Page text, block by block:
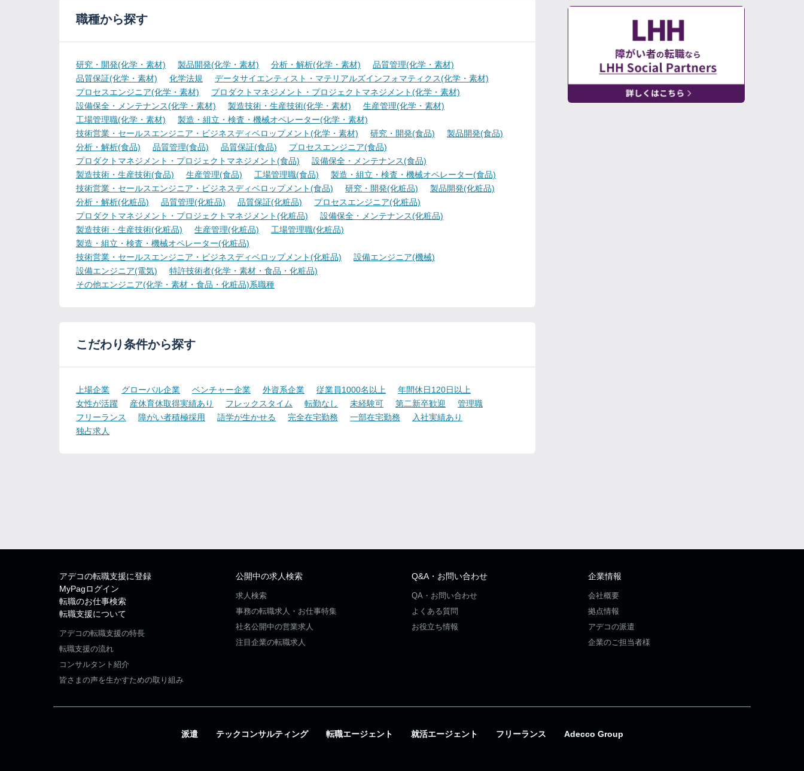
職種から探す
研究・開発(化学・素材) 製品開発(化学・素材) 分析・解析(化学・素材)
品質管理(化学・素材)
品質保証(化学・素材)
化学法規
データサイエンティスト・マテリアルズインフォマティクス(化学・素材)
プロセスエンジニア(化学・素材)
プロダクトマネジメント・プロジェクトマネジメント(化学・素材)
設備保全・メンテナンス(化学・素材)
製造技術・生産技術(化学・素材)
生産管理(化学・素材)
工場管理職(化学・素材)
製造・組立・検査・機械オペレーター(化学・素材)
技術営業・セールスエンジニア・ビジネスディベロップメント(化学・素材)
研究・開発(食品)
製品開発(食品)
分析・解析(食品)
品質管理(食品) 品質保証(食品)
プロセスエンジニア(食品)
プロダクトマネジメント・プロジェクトマネジメント(食品)
設備保全・メンテナンス(食品)
製造技術・生産技術(食品)
生産管理(食品) 工場管理職(食品)
製造・組立・検査・機械オペレーター(食品)
技術営業・セールスエンジニア・ビジネスディベロップメント(食品)
研究・開発(化粧品)
製品開発(化粧品)
分析・解析(化粧品)
品質管理(化粧品) 品質保証(化粧品)
プロセスエンジニア(化粧品)
プロダクトマネジメント・プロジェクトマネジメント(化粧品)
設備保全・メンテナンス(化粧品)
製造技術・生産技術(化粧品)
生産管理(化粧品)
工場管理職(化粧品)
製造・組立・検査・機械オペレーター(化粧品)
技術営業・セールスエンジニア・ビジネスディベロップメント(化粧品)
設備エンジニア(機械)
設備エンジニア(電気)
特許技術者(化学・素材・食品・化粧品)
その他エンジニア(化学・素材・食品・化粧品)系職種
こだわり条件から探す
上場企業 グローバル企業 ベンチャー企業 外資系企業 従業員1000名以上
年間休日120日以上
女性が活躍
産休育休取得実績あり フレックスタイム 転勤なし 未経験可 第二新卒歓迎
管理職
フリーランス
障がい者積極採用 語学が生かせる 完全在宅勤務 一部在宅勤務
入社実績あり
独占求人
アデコの転職支援に登録
MyPagログイン
転職のお仕事検索
転職支援について
アデコの転職支援の特長
転職支援の流れ
コンサルタント紹介
皆さまの声を生かすための取り組み
公開中の求人検索
求人検索
事務の転職求人・お仕事特集
社名公開中の営業求人
注目企業の転職求人
Q&A・お問い合わせ
QA・お問い合わせ
よくある質問
お役立ち情報
企業情報
会社概要
拠点情報
アデコの派遣
企業のご担当者様
派遣 テックコンサルティング 転職エージェント 就活エージェント フリーランス Adecco Group